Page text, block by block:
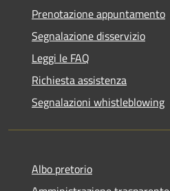
Prenotazione appuntamento
Segnalazione disservizio
Leggi le FAQ
Richiesta assistenza
Segnalazioni whistleblowing
Albo pretorio